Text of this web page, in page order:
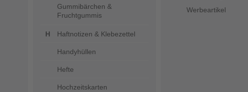
Gummibärchen &
Fruchtgummis
Haftnotizen & Klebezettel
Handyhüllen
Hefte
Hochzeitskarten
Werbeartikel